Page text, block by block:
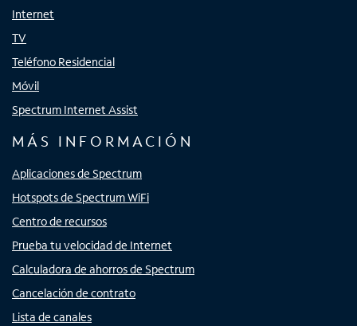
Internet
TV
Teléfono Residencial
Móvil
Spectrum Internet Assist
MÁS INFORMACIÓN
Aplicaciones de Spectrum
Hotspots de Spectrum WiFi
Centro de recursos
Prueba tu velocidad de Internet
Calculadora de ahorros de Spectrum
Cancelación de contrato
Lista de canales